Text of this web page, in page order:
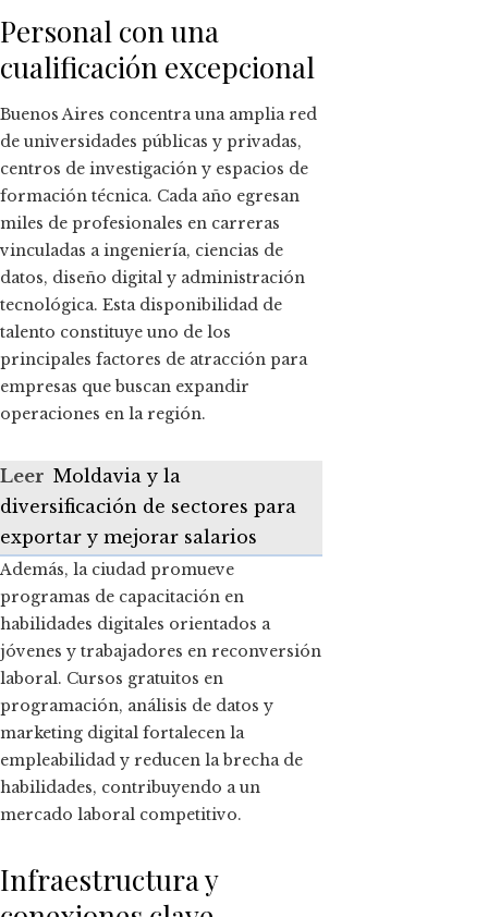
Personal con una
cualificación excepcional
Buenos Aires concentra una amplia red
de universidades públicas y privadas,
centros de investigación y espacios de
formación técnica. Cada año egresan
miles de profesionales en carreras
vinculadas a ingeniería, ciencias de
datos, diseño digital y administración
tecnológica. Esta disponibilidad de
talento constituye uno de los
principales factores de atracción para
empresas que buscan expandir
operaciones en la región.
Leer Moldavia y la
diversificación de sectores para
exportar y mejorar salarios
Además, la ciudad promueve
programas de capacitación en
habilidades digitales orientados a
jóvenes y trabajadores en reconversión
laboral. Cursos gratuitos en
programación, análisis de datos y
marketing digital fortalecen la
empleabilidad y reducen la brecha de
habilidades, contribuyendo a un
mercado laboral competitivo.
Infraestructura y